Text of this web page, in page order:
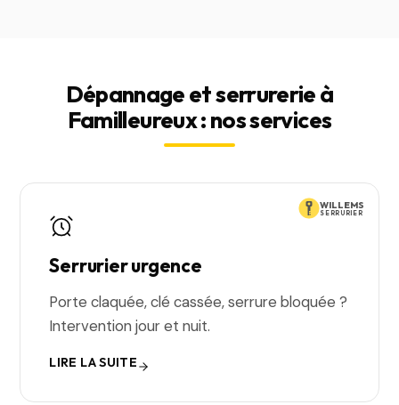
Dépannage et serrurerie à
Familleureux : nos services
WILLEMS
SERRURIER
Serrurier urgence
Porte claquée, clé cassée, serrure bloquée ?
Intervention jour et nuit.
LIRE LA SUITE